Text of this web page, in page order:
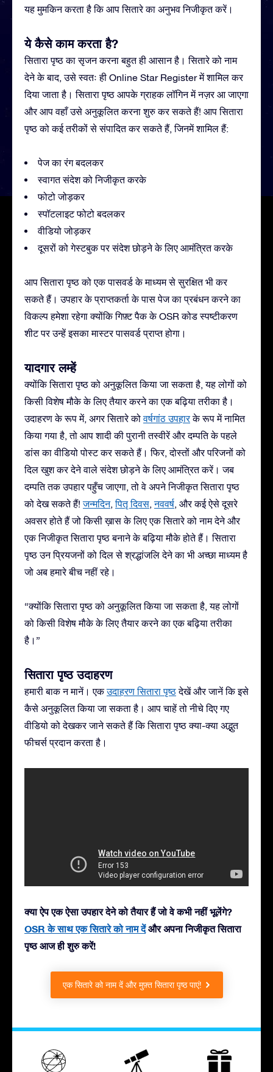
यह मुमकिन करता है कि आप सितारे का अनुभव निजीकृत करें।
ये कैसे काम करता है?
सितारा पृष्ठ का सृजन करना बहुत ही आसान है। सितारे को नाम
देने के बाद, उसे स्वतः ही Online Star Register में शामिल कर
दिया जाता है। सितारा पृष्ठ आपके ग्राहक लॉगिन में नज़र आ जाएगा
और आप वहाँ उसे अनुकूलित करना शुरु कर सकते हैं! आप सितारा
पृष्ठ को कई तरीकों से संपादित कर सकते हैं, जिनमें शामिल हैं:
पेज का रंग बदलकर
स्वागत संदेश को निजीकृत करके
फोटो जोड़कर
स्पॉटलाइट फोटो बदलकर
वीडियो जोड़कर
दूसरों को गेस्टबुक पर संदेश छोड़ने के लिए आमंत्रित करके
आप सितारा पृष्ठ को एक पासवर्ड के माध्यम से सुरक्षित भी कर
सकते हैं। उपहार के प्राप्तकर्ता के पास पेज का प्रबंधन करने का
विकल्प हमेशा रहेगा क्योंकि गिफ़्ट पैक के OSR कोड स्पष्टीकरण
शीट पर उन्हें इसका मास्टर पासवर्ड प्राप्त होगा।
यादगार लम्हें
क्योंकि सितारा पृष्ठ को अनुकूलित किया जा सकता है, यह लोगों को
किसी विशेष मौके के लिए तैयार करने का एक बढ़िया तरीका है।
उदाहरण के रूप में, अगर सितारे कोवर्षगांठ उपहारके रूप में नामित
किया गया है, तो आप शादी की पुरानी तस्वीरें और दम्पति के पहले
डांस का वीडियो पोस्ट कर सकते हैं। फिर, दोस्तों और परिजनों को
दिल खुश कर देने वाले संदेश छोड़ने के लिए आमंत्रित करें। जब
दम्पति तक उपहार पहुँच जाएगा, तो वे अपने निजीकृत सितारा पृष्ठ
को देख सकते हैं!जन्मदिन,पितृ दिवस,नववर्ष, और कई ऐसे दूसरे
अवसर होते हैं जो किसी ख़ास के लिए एक सितारे को नाम देने और
एक निजीकृत सितारा पृष्ठ बनाने के बढ़िया मौके होते हैं। सितारा
पृष्ठ उन प्रियजनों को दिल से श्रद्धांजलि देने का भी अच्छा माध्यम है
जो अब हमारे बीच नहीं रहे।
“क्योंकि सितारा पृष्ठ को अनुकूलित किया जा सकता है, यह लोगों
को किसी विशेष मौके के लिए तैयार करने का एक बढ़िया तरीका
है।”
सितारा पृष्ठ उदाहरण
हमारी बाक न मानें। एकउदाहरण सितारा पृष्ठदेखें और जानें कि इसे
कैसे अनुकूलित किया जा सकता है। आप चाहें तो नीचे दिए गए
वीडियो को देखकर जाने सकते हैं कि सितारा पृष्ठ क्या-क्या अद्भुत
फीचर्स प्रदान करता है।
क्या ऐप एक ऐसा उपहार देने को तैयार हैं जो वे कभी नहीं भूलेंगे?
OSR के साथ एक सितारे को नाम देंऔर अपना निजीकृत सितारा
पृष्ठ आज ही शुरु करें!
एक सितारे को नाम दें और मुफ़्त सितारा पृष्ठ पाएं!